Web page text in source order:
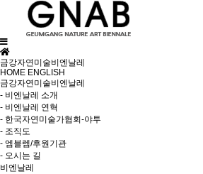
금강자연미술비엔날레
HOME ENGLISH
금강자연미술비엔날레
- 비엔날레 소개
- 비엔날레 연혁
- 한국자연미술가협회-야투
- 조직도
- 엠블렘/후원기관
- 오시는 길
비엔날레